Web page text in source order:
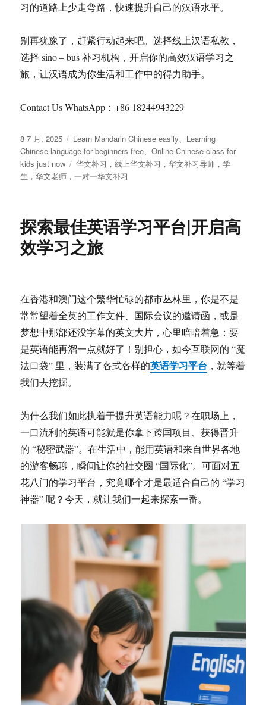
习的道路上少走弯路，快速提升自己的汉语水平。
别再犹豫了，赶紧行动起来吧。选择线上汉语私教，
选择 sino – bus 补习机构，开启你的高效汉语学习之
旅，让汉语成为你生活和工作中的得力助手。
Contact Us WhatsApp：+86 18244943229
发
布
于
8 7 月, 2025
分
类
Learn Mandarin Chinese easily、 Learning
Chinese language for beginners free、Online Chinese class for
kids just now
标
签
华文补习，线上华文补习，华文补习导师，学
生，华文老师，一对一华文补习
探索最佳英语学习平台|开启高
效学习之旅
在香港和澳门这个繁华忙碌的都市丛林里，你是不是
常常望着全英的工作文件、国际会议的邀请函，或是
梦想中那部还没字幕的英文大片，心里暗暗着急：要
是英语能再溜一点就好了！别担心，如今互联网的 “魔
法口袋” 里，装满了各式各样的英语学习平台 ，就等着
我们去挖掘。
为什么我们如此执着于提升英语能力呢？在职场上，
一口流利的英语可能就是你拿下跨国项目、获得晋升
的 “秘密武器”。在生活中，能用英语和来自世界各地
的游客畅聊，瞬间让你的社交圈 “国际化”。可面对五
花八门的学习平台，究竟哪个才是最适合自己的 “学习
神器” 呢？今天，就让我们一起来探索一番。